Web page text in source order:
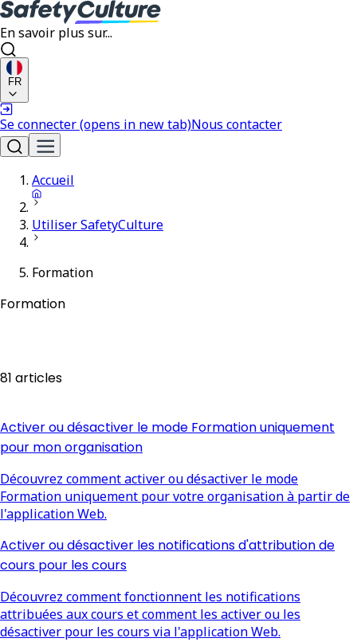
En savoir plus sur...
FR
Se connecter(opens in new tab)Nous contacter
Accueil
Utiliser SafetyCulture
Formation
Formation
81 articles
Activer ou désactiver le mode Formation uniquement
pour mon organisation
Découvrez comment activer ou désactiver le mode
Formation uniquement pour votre organisation à partir de
l'application Web.
Activer ou désactiver les notifications d'attribution de
cours pour les cours
Découvrez comment fonctionnent les notifications
attribuées aux cours et comment les activer ou les
désactiver pour les cours via l'application Web.